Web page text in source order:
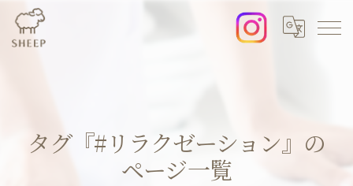
タグ『#リラクゼーション』の
ページ一覧